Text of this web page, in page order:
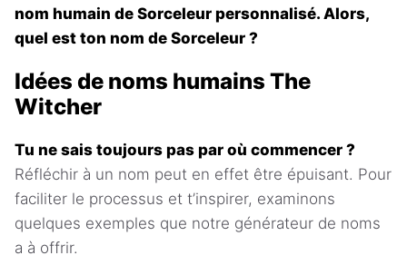
nom humain de Sorceleur personnalisé. Alors,
quel est ton nom de Sorceleur ?
Idées de noms humains The
Witcher
Tu ne sais toujours pas par où commencer ?
Réfléchir à un nom peut en effet être épuisant. Pour
faciliter le processus et t’inspirer, examinons
quelques exemples que notre générateur de noms
a à offrir.